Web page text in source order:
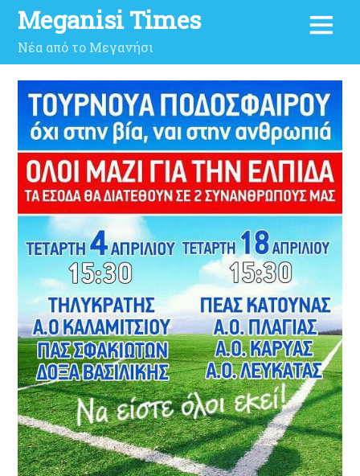
Meganisi Times
Νέα από το Μεγανήσι